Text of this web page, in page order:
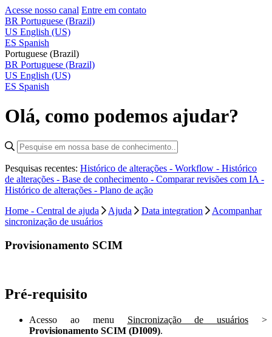
Acesse nosso canal Entre em contato
BR Portuguese (Brazil)
US English (US)
ES Spanish
Portuguese (Brazil)
BR Portuguese (Brazil)
US English (US)
ES Spanish
Olá, como podemos ajudar?
Pesquisas recentes: Histórico de alterações - Workflow - Histórico
de alterações - Base de conhecimento - Comparar revisões com IA -
Histórico de alterações - Plano de ação
Home - Central de ajuda
Ajuda Data integration
Acompanhar
sincronização de usuários
Provisionamento SCIM
Pré-requisito
Acesso ao menu Sincronização de usuários >
Provisionamento SCIM (DI009).